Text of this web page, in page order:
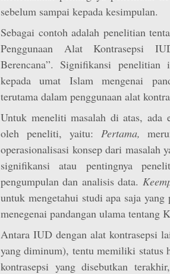
sebelum sampai kepada kesimpulan.
Sebagai contoh adalah penelitian
Penggunaan Alat Kontrasepsi
Berencana”. Signifikansi
kepada umat Islam mengenai
terutama dalam penggunaan alat
Untuk meneliti masalah di atas, ada
oleh peneliti, yaitu: Pertama,
operasionalisasi konsep dari masalah
signifikansi atau pentingnya
pengumpulan dan analisis data.
untuk mengetahui studi apa saja
menegenai pandangan ulama tentang
Antara IUD dengan alat kontrasepsi
yang diminum), tentu memiliki status
kontrasepsi yang disebutkan